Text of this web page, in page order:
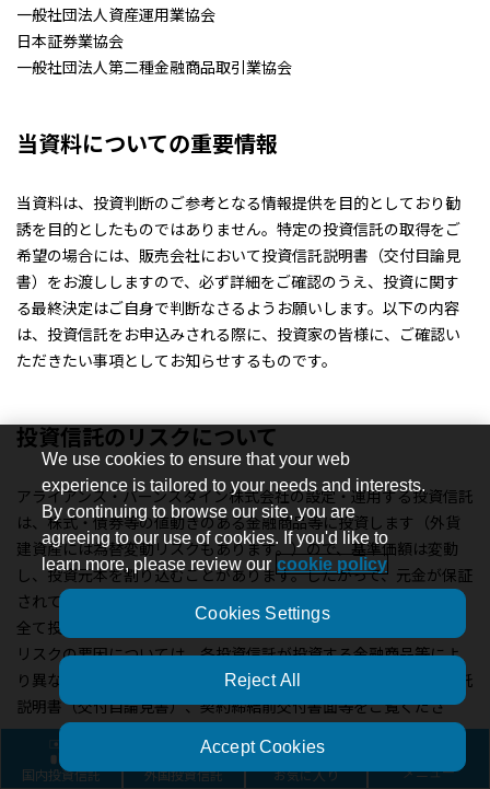
国内投資信託 外国投資信託 お気に入り メニュー
一般社団法人資産運用業協会
日本証券業協会
一般社団法人第二種金融商品取引業協会
当資料についての重要情報
当資料は、投資判断のご参考となる情報提供を目的としており勧
誘を目的としたものではありません。特定の投資信託の取得をご
希望の場合には、販売会社において投資信託説明書（交付目論見
書）をお渡ししますので、必ず詳細をご確認のうえ、投資に関す
る最終決定はご自身で判断なさるようお願いします。以下の内容
は、投資信託をお申込みされる際に、投資家の皆様に、ご確認い
ただきたい事項としてお知らせするものです。
投資信託のリスクについて
アライアンス・バーンスタイン株式会社の設定・運用する投資信託
は、株式・債券等の値動きのある金融商品等に投資します（外貨
建資産には為替変動リスクもあります。）ので、基準価額は変動
し、投資元本を割り込むことがあります。したがって、元金が保証
されているものではありません。投資信託の運用による損益は、
全て投資者の皆様に帰属します。投資信託は預貯金と異なります。
リスクの要因については、各投資信託が投資する金融商品等によ
り異なりますので、お申込みにあたっては、各投資信託の投資信託
説明書（交付目論見書）、契約締結前交付書面等をご覧くださ
い。
We use cookies to ensure that your web
experience is tailored to your needs and interests.
By continuing to browse our site, you are
agreeing to our use of cookies. If you'd like to
learn more, please review our cookie policy
Cookies Settings
Reject All
Accept Cookies